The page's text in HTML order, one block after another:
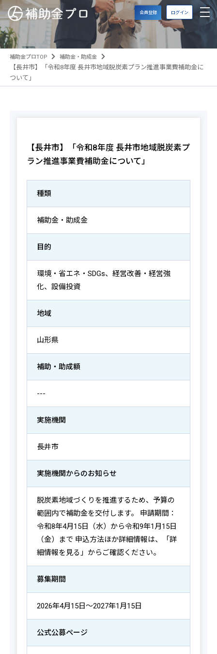
会員登録 ログイン
補助金プロTOP 補助金・助成金
【長井市】「令和8年度 長井市地域脱炭素プラン推進事業費補助金に
ついて」
【長井市】「令和8年度 長井市地域脱炭素プ
ラン推進事業費補助金について」
種類
補助金・助成金
目的
環境・省エネ・SDGs、経営改善・経営強
化、設備投資
地域
山形県
補助・助成額
---
実施機関
長井市
実施機関からのお知らせ
脱炭素地域づくりを推進するため、予算の
範囲内で補助金を交付します。 申請期間：
令和8年4月15日（水）から令和9年1月15日
（金）まで 申込方法ほか詳細情報は、「詳
細情報を見る」からご確認ください。
募集期間
2026年4月15日～2027年1月15日
公式公募ページ